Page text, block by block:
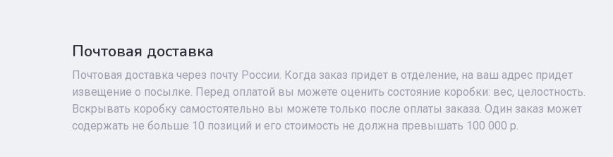
Почтовая доставка
Почтовая доставка через почту России. Когда заказ придет в отделение, на ваш адрес придет
извещение о посылке. Перед оплатой вы можете оценить состояние коробки: вес, целостность.
Вскрывать коробку самостоятельно вы можете только после оплаты заказа. Один заказ может
содержать не больше 10 позиций и его стоимость не должна превышать 100 000 р.